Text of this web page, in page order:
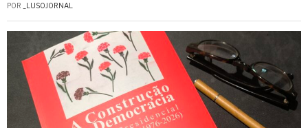
POR _LUSOJORNAL